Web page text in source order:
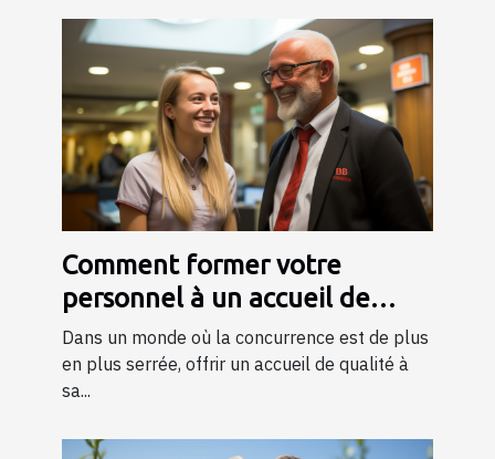
Comment former votre
personnel à un accueil de
qualité ?
Dans un monde où la concurrence est de plus
en plus serrée, offrir un accueil de qualité à
sa...